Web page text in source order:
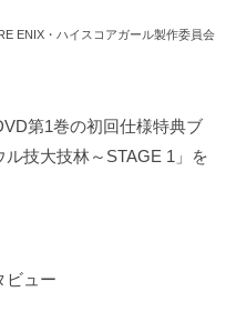
ENIX・ハイスコアガール製作委員会
第1巻の初回仕様特典ブ
技大技林～STAGE 1」を
ビュー